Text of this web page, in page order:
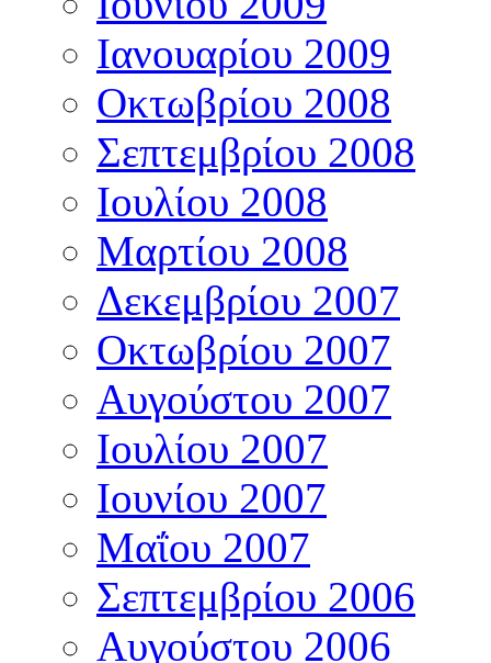
Ιανουαρίου 2009
Οκτωβρίου 2008
Σεπτεμβρίου 2008
Ιουλίου 2008
Μαρτίου 2008
Δεκεμβρίου 2007
Οκτωβρίου 2007
Αυγούστου 2007
Ιουλίου 2007
Ιουνίου 2007
Μαΐου 2007
Σεπτεμβρίου 2006
Αυγούστου 2006